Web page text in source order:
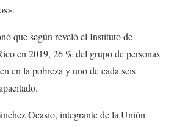
que según reveló el Instituto de
en 2019, 26 % del grupo de personas
en la pobreza y uno de cada seis
Ocasio, integrante de la Unión